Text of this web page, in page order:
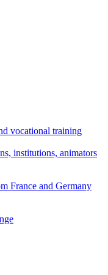
vocational training
institutions, animators
France and Germany